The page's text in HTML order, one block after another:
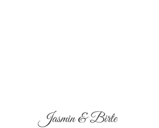
Jasmin & Birte